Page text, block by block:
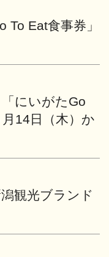
To Eat食事券」
にいがたGo
14日（木）か
観光ブランド